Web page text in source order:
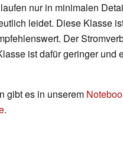
nur in minimalen
leidet. Diese Klasse
Der
ist dafür geringer und
gibt es in unserem
.